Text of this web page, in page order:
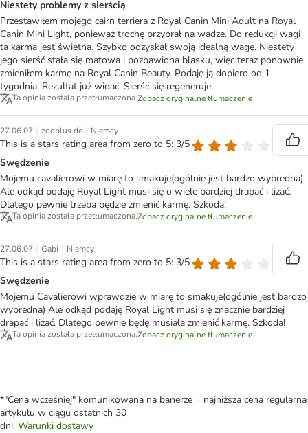
Niestety problemy z sierścią
Przestawiłem mojego cairn terriera z Royal Canin Mini Adult na Royal
Canin Mini Light, ponieważ trochę przybrał na wadze. Do redukcji wagi
ta karma jest świetna. Szybko odzyskał swoją idealną wagę. Niestety
jego sierść stała się matowa i pozbawiona blasku, więc teraz ponownie
zmieniłem karmę na Royal Canin Beauty. Podaję ją dopiero od 1
tygodnia. Rezultat już widać. Sierść się regeneruje.
Ta opinia została przetłumaczona.Zobacz oryginalne tłumaczenie
27.06.07 | zooplus.de | Niemcy
This is a stars rating area from zero to 5: 3/5
Swędzenie
Mojemu cavalierowi w miarę to smakuje(ogólnie jest bardzo wybredna)
Ale odkąd podaję Royal Light musi się o wiele bardziej drapać i lizać.
Dlatego pewnie trzeba będzie zmienić karmę. Szkoda!
Ta opinia została przetłumaczona.Zobacz oryginalne tłumaczenie
27.06.07 | Gabi | Niemcy
This is a stars rating area from zero to 5: 3/5
Swędzenie
Mojemu Cavalierowi wprawdzie w miarę to smakuje(ogólnie jest bardzo
wybredna) Ale odkąd podaję Royal Light musi się znacznie bardziej
drapać i lizać. Dlatego pewnie będę musiała zmienić karmę. Szkoda!
Ta opinia została przetłumaczona.Zobacz oryginalne tłumaczenie
*"Cena wcześniej" komunikowana na banerze = najniższa cena regularna
artykułu w ciągu ostatnich 30
dni. Warunki dostawy